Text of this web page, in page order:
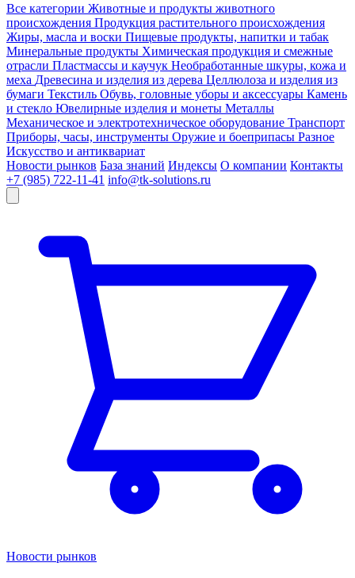
Все категории Животные и продукты животного
происхождения Продукция растительного происхождения
Жиры, масла и воски Пищевые продукты, напитки и табак
Минеральные продукты Химическая продукция и смежные
отрасли Пластмассы и каучук Необработанные шкуры, кожа и
меха Древесина и изделия из дерева Целлюлоза и изделия из
бумаги Текстиль Обувь, головные уборы и аксессуары Камень
и стекло Ювелирные изделия и монеты Металлы
Механическое и электротехническое оборудование Транспорт
Приборы, часы, инструменты Оружие и боеприпасы Разное
Искусство и антиквариат
Новости рынков База знаний Индексы О компании Контакты
+7 (985) 722-11-41 info@tk-solutions.ru
Новости рынков